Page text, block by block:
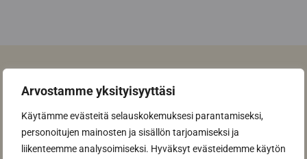
Arvostamme yksityisyyttäsi
Käytämme evästeitä selauskokemuksesi parantamiseksi,
personoitujen mainosten ja sisällön tarjoamiseksi ja
liikenteemme analysoimiseksi. Hyväksyt evästeidemme käytön
Lue myös